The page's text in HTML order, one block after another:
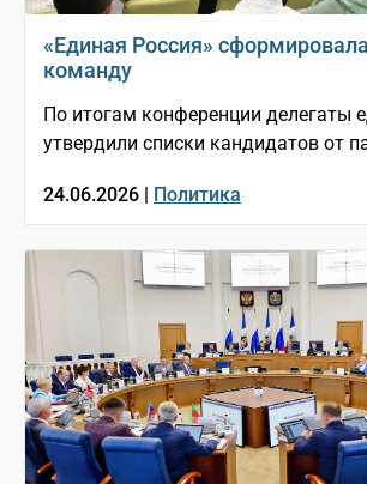
«Единая Россия»
команду
По итогам конференции делегаты
утвердили списки кандидатов от
24.06.2026 | Политика